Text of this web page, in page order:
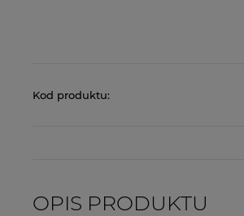
Kod produktu:
OPIS PRODUKTU